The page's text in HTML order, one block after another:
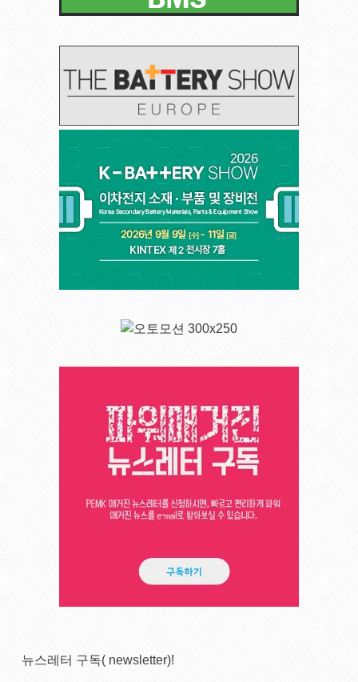
뉴스레터 구독( newsletter)!